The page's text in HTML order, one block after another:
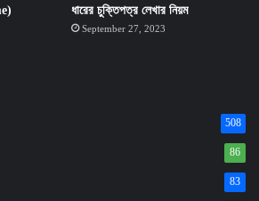
ধারের চুক্তিপত্র লেখার নিয়ম
September 27, 2023
508
86
83